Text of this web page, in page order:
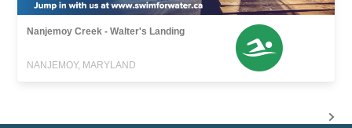
Nanjemoy Creek - Walter's Landing
NANJEMOY, MARYLAND